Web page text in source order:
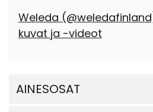
Weleda
kuvat ja -videot
AINESOSAT